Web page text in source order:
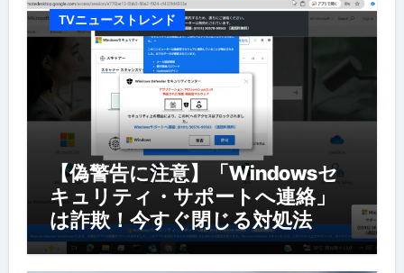
TVニューストレンド
【偽警告に注意】「Windowsセ
キュリティ・サポートへ連絡」
は詐欺！今すぐ閉じる対処法